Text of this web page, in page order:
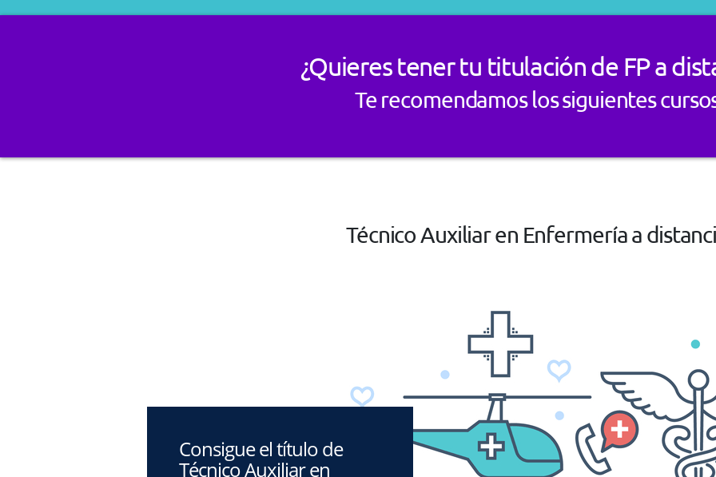
¿Quieres tener tu titulación de FP a
Te recomendamos los siguientes
Técnico Auxiliar en Enfermería a
Consigue el título de
Técnico Auxiliar en